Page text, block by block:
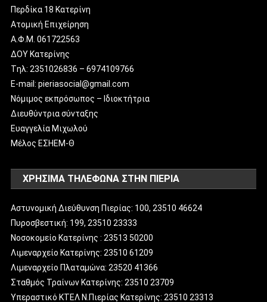
Περδίκα 18 Κατερίνη
Ατομική Επιχείρηση
Α.Φ.Μ. 061722563
ΔΟΥ Κατερίνης
Tηλ: 2351026836 – 6974109766
E-mail: pieriasocial@gmail.com
Νόμιμος εκπρόσωπος – Ιδιοκτήτρια
Διευθύντρια σύνταξης
Ευαγγελία Μιχωλού
Μέλος ΕΣΗΕΜ-Θ
ΧΡΗΣΙΜΑ ΤΗΛΕΦΩΝΑ ΣΤΗΝ ΠΙΕΡΙΑ
Αστυνομική Διεύθυνση Πιερίας: 100, 23510 46624
Πυροσβεστική: 199, 23510 23333
Νοσοκομείο Κατερίνης : 23513 50200
Λιμεναρχείο Κατερίνης: 23510 61209
Λιμεναρχείο Πλαταμώνα: 23520 41366
Σταθμός Τραίνων Κατερίνης: 23510 23709
Υπεραστικό ΚΤΕΛ Ν.Πιερίας Κατερίνης: 23510 23313